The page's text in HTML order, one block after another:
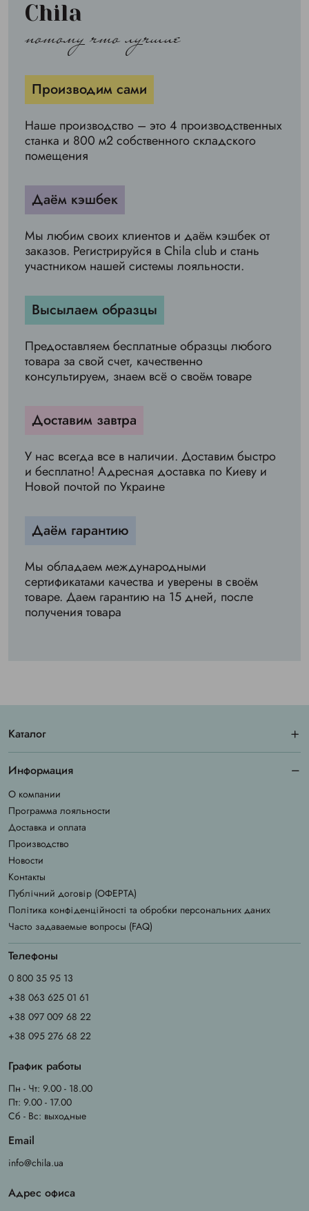
Chila
потому что лучшие
Производим сами
Наше производство – это 4 производственных
станка и 800 м2 собственного складского
помещения
Даём кэшбек
Мы любим своих клиентов и даём кэшбек от
заказов. Регистрируйся в Chila club и стань
участником нашей системы лояльности.
Высылаем образцы
Предоставляем бесплатные образцы любого
товара за свой счет, качественно
консультируем, знаем всё о своём товаре
Доставим завтра
У нас всегда все в наличии. Доставим быстро
и бесплатно! Адресная доставка по Киеву и
Новой почтой по Украине
Даём гарантию
Мы обладаем международными
сертификатами качества и уверены в своём
товаре. Даем гарантию на 15 дней, после
получения товара
Каталог
Информация
О компании
Программа лояльности
Доставка и оплата
Производство
Новости
Контакты
Публічний договір (ОФЕРТА)
Політика конфіденційності та обробки персональних даних
Часто задаваемые вопросы (FAQ)
Телефоны
0 800 35 95 13
+38 063 625 01 61
+38 097 009 68 22
+38 095 276 68 22
График работы
Пн - Чт: 9.00 - 18.00
Пт: 9.00 - 17.00
Сб - Вс: выходные
Email
info@chila.ua
Адрес офиса